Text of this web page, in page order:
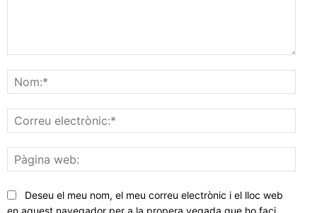
web:
Deseu el meu nom, el meu correu electrònic i el lloc web